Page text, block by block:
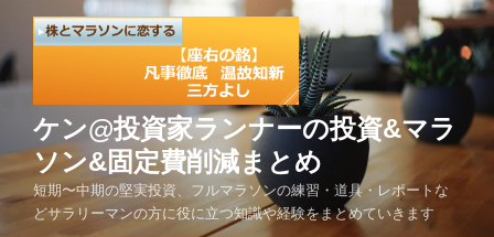
テ
ン
ス
キ
ケン@投資家ランナーの投資&マラ
ソン&固定費削減まとめ
短期〜中期の堅実投資、フルマラソンの練習・道具・レポートな
どサラリーマンの方に役に立つ知識や経験をまとめていきます